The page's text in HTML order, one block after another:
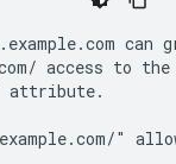
can
access to